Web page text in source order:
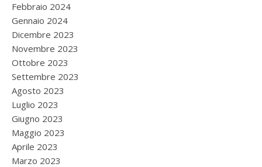
Febbraio 2024
Gennaio 2024
Dicembre 2023
Novembre 2023
Ottobre 2023
Settembre 2023
Agosto 2023
Luglio 2023
Giugno 2023
Maggio 2023
Aprile 2023
Marzo 2023